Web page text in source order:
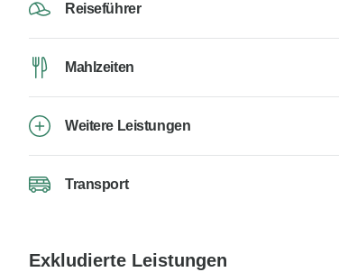
Reiseführer
Mahlzeiten
Weitere Leistungen
Transport
Exkludierte Leistungen